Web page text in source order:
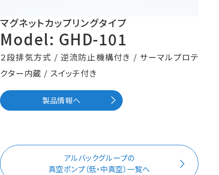
マグネットカップリングタイプ
Model: GHD-101
２段排気方式 / 逆流防止機構付き / サーマルプロテ
クター内蔵 / スイッチ付き
製品情報へ
アルバックグループの
真空ポンプ（低・中真空）一覧へ